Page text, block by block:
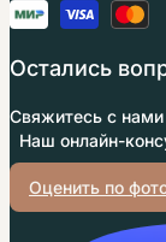
Остались
Свяжитесь с
Наш онлайн-
Оценить по